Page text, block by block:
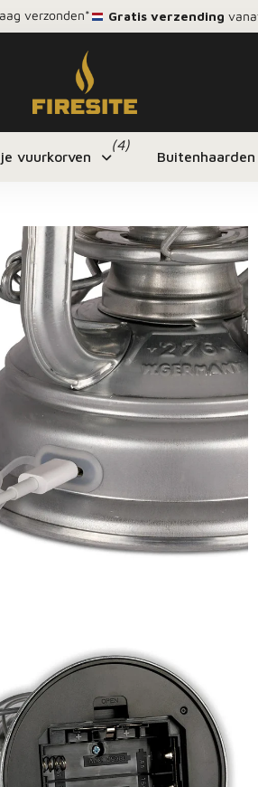
verzonden* Gratis verzending
vuurkorven
(4)
Buitenhaarden